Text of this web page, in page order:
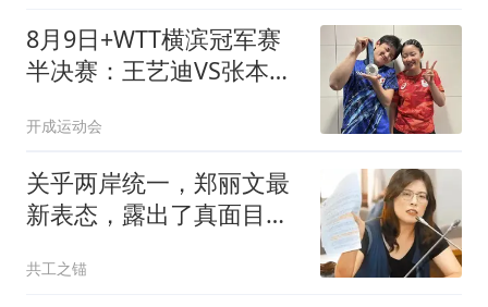
8月9日+WTT横滨冠军赛
半决赛：王艺迪VS张本美
智和VS松岛辉空，央视直
播
开成运动会
关乎两岸统一，郑丽文最
新表态，露出了真面目？
共工之锚